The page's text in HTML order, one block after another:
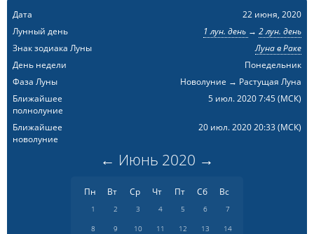
Дата
22 июня, 2020
Лунный день
1 лун. день → 2 лун. день
Знак зодиака Луны
Луна в Раке
День недели
Понедельник
Фаза Луны
Новолуние → Растущая Луна
Ближайшее
полнолуние
5 июл. 2020 7:45(МСК)
Ближайшее
новолуние
20 июл. 2020 20:33(МСК)
← Июнь 2020 →
Пн Вт Ср Чт Пт Сб Вс
1 2 3 4 5 6
7
8
9 10 11 12 13
14